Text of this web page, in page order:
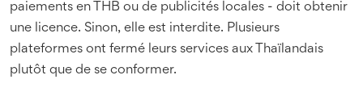
paiements en THB ou de publicités locales - doit obtenir
une licence. Sinon, elle est interdite. Plusieurs
plateformes ont fermé leurs services aux Thaïlandais
plutôt que de se conformer.